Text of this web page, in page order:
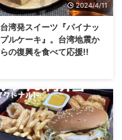
2024/4/11
台湾発スイーツ『パイナッ
プルケーキ』。台湾地震か
らの復興を食べて応援!!